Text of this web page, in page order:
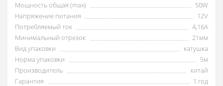
Мощность общая (max)
50W
Напряжение питания
12V
Потребляемый ток
4,16А
Минимальный отрезок
21мм
Вид упаковки
катушка
Норма упаковки
5м
Производитель
китай
Гарантия
1 год